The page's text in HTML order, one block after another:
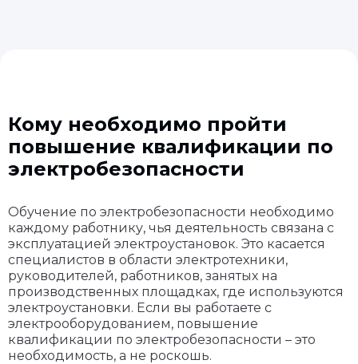
Кому необходимо пройти
повышение квалификации по
электробезопасности
Обучение по электробезопасности необходимо
каждому работнику, чья деятельность связана с
эксплуатацией электроустановок. Это касается
специалистов в области электротехники,
руководителей, работников, занятых на
производственных площадках, где используются
электроустановки. Если вы работаете с
электрооборудованием, повышение
квалификации по электробезопасности – это
необходимость, а не роскошь.